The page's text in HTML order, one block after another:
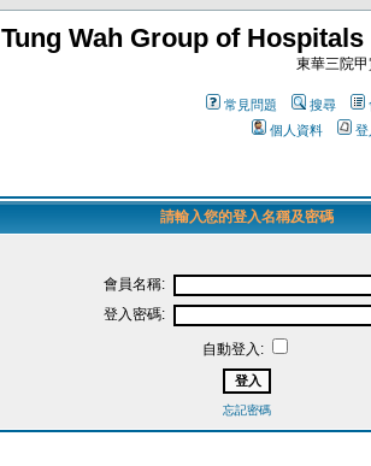
Tung Wah Group of
東華三院
常見問題 搜尋
個人資料
登
請輸入您的登入名稱及密碼
會員名稱:
登入密碼:
自動登入:
忘記密碼